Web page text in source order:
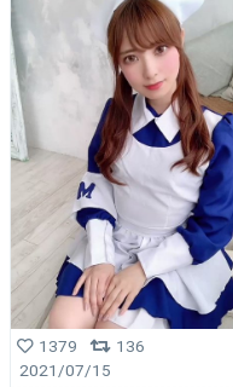
1379
136
2021/07/15